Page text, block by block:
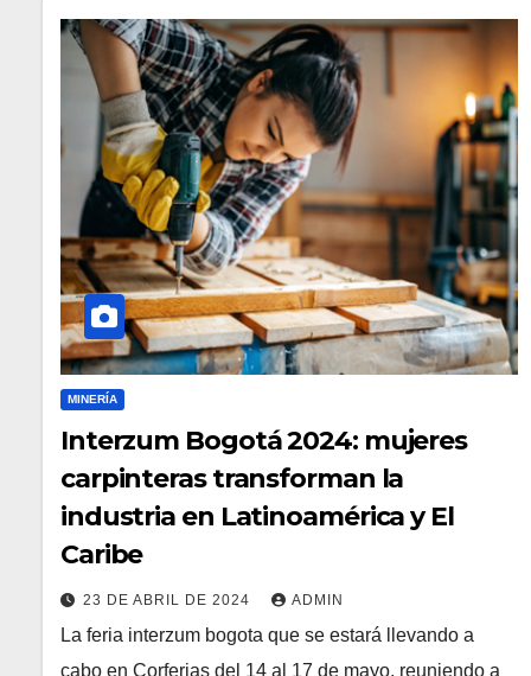
MINERÍA
Interzum Bogotá 2024: mujeres
carpinteras transforman la
industria en Latinoamérica y El
Caribe
23 DE ABRIL DE 2024 ADMIN
La feria interzum bogota que se estará llevando a
cabo en Corferias del 14 al 17 de mayo, reuniendo a